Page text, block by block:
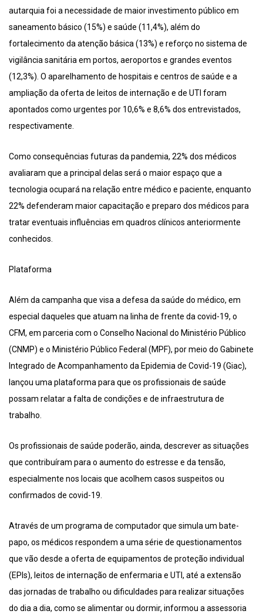
autarquia foi a necessidade de maior investimento público em
saneamento básico (15%) e saúde (11,4%), além do
fortalecimento da atenção básica (13%) e reforço no sistema de
vigilância sanitária em portos, aeroportos e grandes eventos
(12,3%). O aparelhamento de hospitais e centros de saúde e a
ampliação da oferta de leitos de internação e de UTI foram
apontados como urgentes por 10,6% e 8,6% dos entrevistados,
respectivamente.
Como consequências futuras da pandemia, 22% dos médicos
avaliaram que a principal delas será o maior espaço que a
tecnologia ocupará na relação entre médico e paciente, enquanto
22% defenderam maior capacitação e preparo dos médicos para
tratar eventuais influências em quadros clínicos anteriormente
conhecidos.
Plataforma
Além da campanha que visa a defesa da saúde do médico, em
especial daqueles que atuam na linha de frente da covid-19, o
CFM, em parceria com o Conselho Nacional do Ministério Público
(CNMP) e o Ministério Público Federal (MPF), por meio do Gabinete
Integrado de Acompanhamento da Epidemia de Covid-19 (Giac),
lançou uma plataforma para que os profissionais de saúde
possam relatar a falta de condições e de infraestrutura de
trabalho.
Os profissionais de saúde poderão, ainda, descrever as situações
que contribuíram para o aumento do estresse e da tensão,
especialmente nos locais que acolhem casos suspeitos ou
confirmados de covid-19.
Através de um programa de computador que simula um bate-
papo, os médicos respondem a uma série de questionamentos
que vão desde a oferta de equipamentos de proteção individual
(EPIs), leitos de internação de enfermaria e UTI, até a extensão
das jornadas de trabalho ou dificuldades para realizar situações
do dia a dia, como se alimentar ou dormir, informou a assessoria